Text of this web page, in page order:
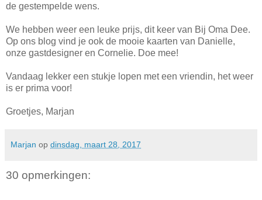
de gestempelde wens.
We hebben weer een leuke prijs, dit keer van Bij Oma Dee.
Op ons blog vind je ook de mooie kaarten van Danielle,
onze gastdesigner en Cornelie. Doe mee!
Vandaag lekker een stukje lopen met een vriendin, het weer
is er prima voor!
Groetjes, Marjan
Marjan op dinsdag, maart 28, 2017
30 opmerkingen: